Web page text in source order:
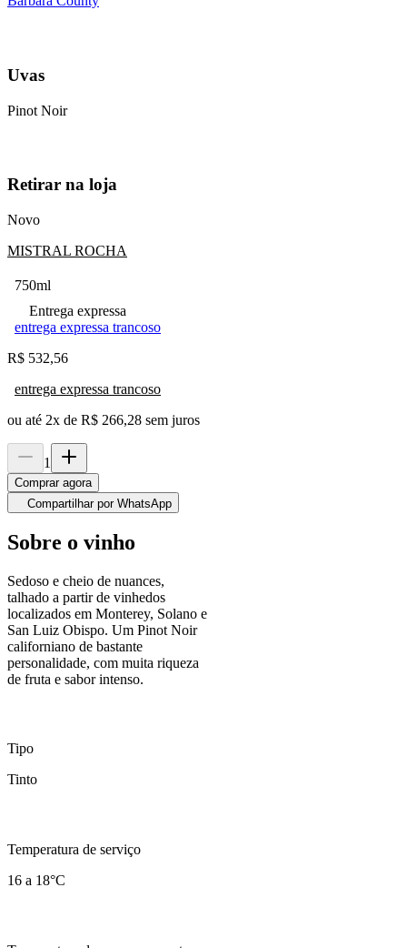
Uvas
Pinot Noir
Retirar na loja
Novo
MISTRAL ROCHA
750ml
Entrega expressa
entrega expressa trancoso
R$ 532,56
entrega expressa trancoso
ou até 2x de R$ 266,28 sem juros
1
Comprar agora
Compartilhar por WhatsApp
Sobre o vinho
Sedoso e cheio de nuances,
talhado a partir de vinhedos
localizados em Monterey, Solano e
San Luiz Obispo. Um Pinot Noir
californiano de bastante
personalidade, com muita riqueza
de fruta e sabor intenso.
Tipo
Tinto
Temperatura de serviço
16 a 18°C